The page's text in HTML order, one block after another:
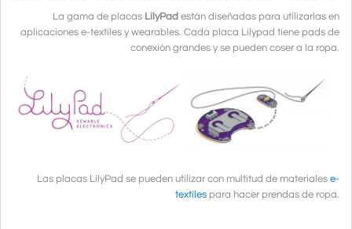
La gama de placas LilyPad están diseñadas para utilizarlas en
aplicaciones e-textiles y wearables. Cada placa Lilypad tiene pads de
conexión grandes y se pueden coser a la ropa.
Las placas LilyPad se pueden utilizar con multitud de materiales e-
textiles para hacer prendas de ropa.